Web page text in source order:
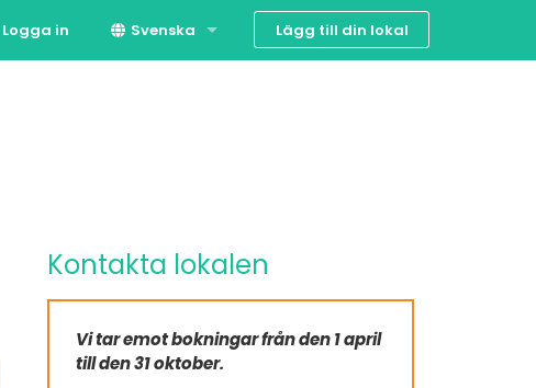
Logga in Svenska Lägg till din lokal
Kontakta lokalen
Vi tar emot bokningar från den 1 april
till den 31 oktober.